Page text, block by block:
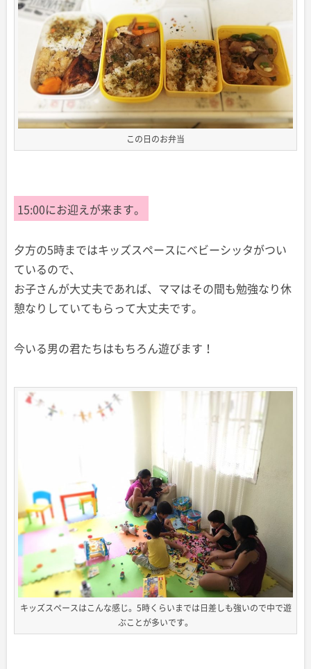
この日のお弁当
15:00にお迎えが来ます。
夕方の5時まではキッズスペースにベビーシッタがつい
ているので、
お子さんが大丈夫であれば、ママはその間も勉強なり休
憩なりしていてもらって大丈夫です。
今いる男の君たちはもちろん遊びます！
キッズスペースはこんな感じ。5時くらいまでは日差しも強いので中で遊
ぶことが多いです。